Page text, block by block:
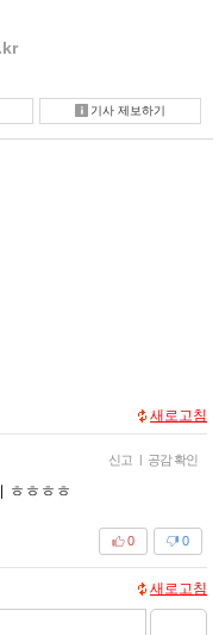
기사 제보하기
새로고침
신고 | 공감 확인
ㅎㅎㅎㅎ
0
0
새로고침